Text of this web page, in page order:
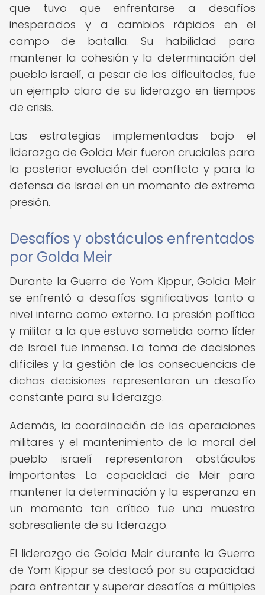
que tuvo que enfrentarse a desafíos
inesperados y a cambios rápidos en el
campo de batalla. Su habilidad para
mantener la cohesión y la determinación del
pueblo israelí, a pesar de las dificultades, fue
un ejemplo claro de su liderazgo en tiempos
de crisis.
Las estrategias implementadas bajo el
liderazgo de Golda Meir fueron cruciales para
la posterior evolución del conflicto y para la
defensa de Israel en un momento de extrema
presión.
Desafíos y obstáculos enfrentados
por Golda Meir
Durante la Guerra de Yom Kippur, Golda Meir
se enfrentó a desafíos significativos tanto a
nivel interno como externo. La presión política
y militar a la que estuvo sometida como líder
de Israel fue inmensa. La toma de decisiones
difíciles y la gestión de las consecuencias de
dichas decisiones representaron un desafío
constante para su liderazgo.
Además, la coordinación de las operaciones
militares y el mantenimiento de la moral del
pueblo israelí representaron obstáculos
importantes. La capacidad de Meir para
mantener la determinación y la esperanza en
un momento tan crítico fue una muestra
sobresaliente de su liderazgo.
El liderazgo de Golda Meir durante la Guerra
de Yom Kippur se destacó por su capacidad
para enfrentar y superar desafíos a múltiples